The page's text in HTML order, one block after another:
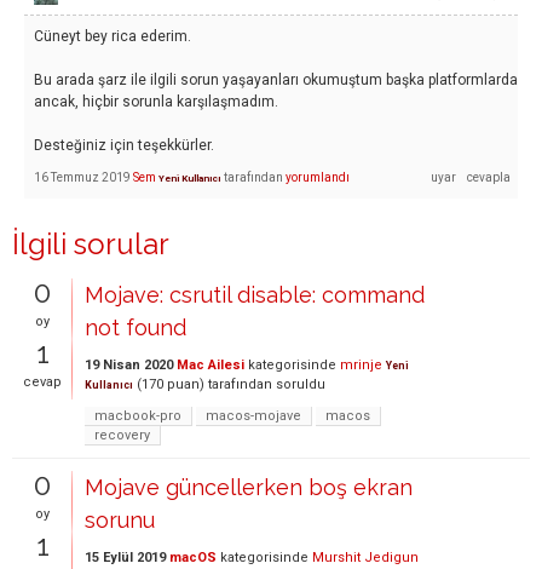
Cüneyt bey rica ederim.
Bu arada şarz ile ilgili sorun yaşayanları okumuştum başka platformlarda
ancak, hiçbir sorunla karşılaşmadım.
Desteğiniz için teşekkürler.
16 Temmuz 2019 Sem Yeni Kullanıcı tarafından yorumlandı
İlgili sorular
0
oy
1
cevap
Mojave: csrutil disable: command
not found
19 Nisan 2020 Mac Ailesi kategorisinde mrinje Yeni
Kullanıcı (170 puan) tarafından soruldu
macbook-pro
macos-mojave
macos
recovery
0
oy
1
Mojave güncellerken boş ekran
sorunu
15 Eylül 2019 macOS kategorisinde Murshit Jedigun